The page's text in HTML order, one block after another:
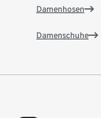
Damenhosen
Damenschuhe